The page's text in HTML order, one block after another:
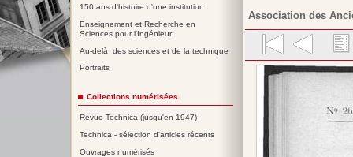
Association des
150 ans d'histoire d'une institution
Enseignement et Recherche en
Sciences pour l'Ingénieur
Au-delà des sciences et de la technique
Portraits
Collections numérisées
Revue Technica (jusqu'en 1947)
Technica - sélection d'articles récents
Ouvrages numérisés